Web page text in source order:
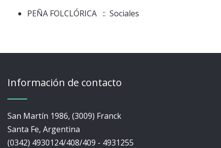
PEÑA FOLCLÓRICA :: Sociales
Información de contacto
San Martín 1986, (3009) Franck
Santa Fe, Argentina
(0342) 4930124/408/409 - 4931255